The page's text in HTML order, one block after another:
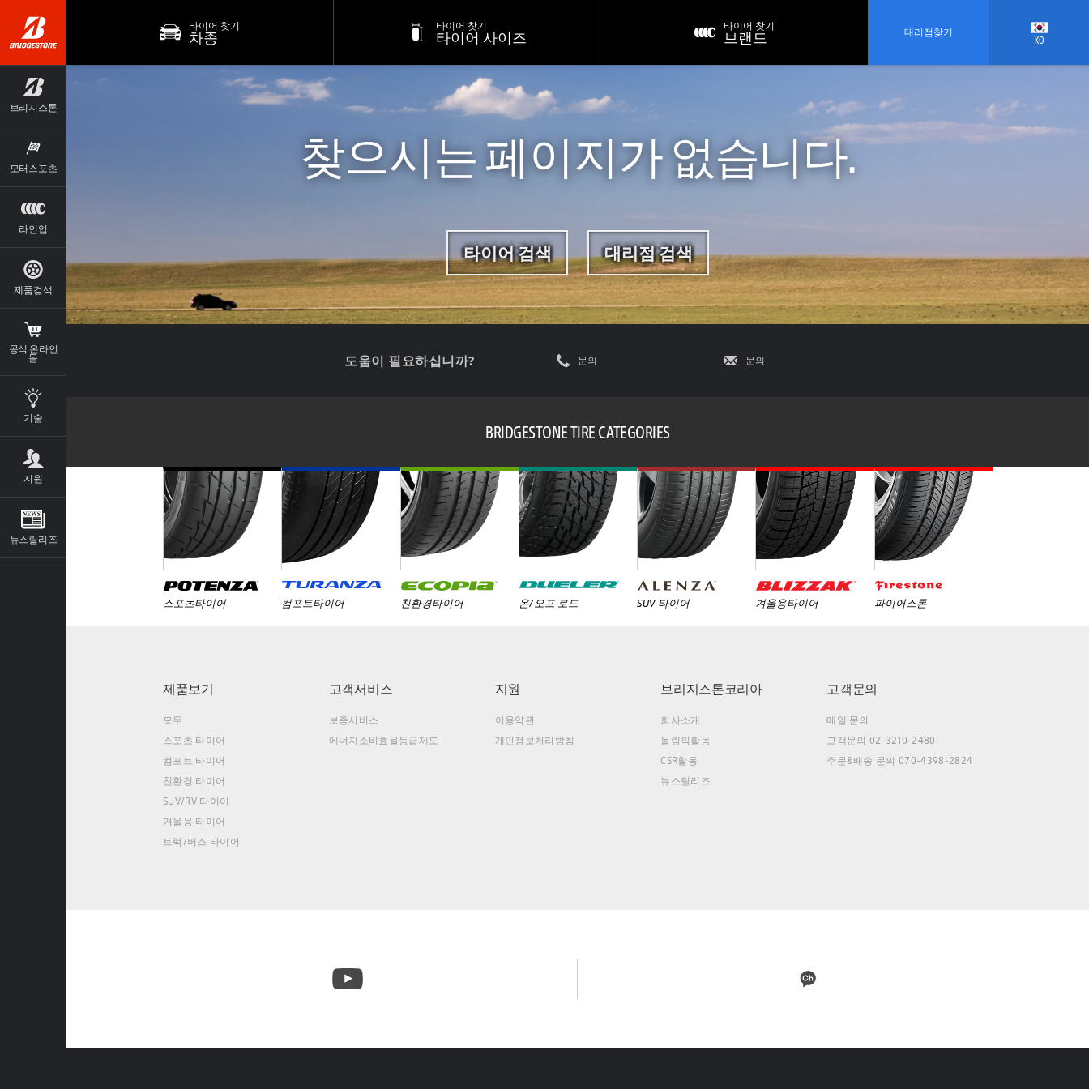
브리지스톤
모터스포츠
라인업
제품검색
공식 온라인
몰
기술
지원
뉴스릴리즈
타이어 찾기
차종
타이어 찾기
타이어 사이즈
타이어 찾기
브랜드 대리점찾기
KO
찾으시는 페이지가 없습니다.
타이어 검색 대리점 검색
도움이 필요하십니까? 문의 문의
BRIDGESTONE TIRE CATEGORIES
스포츠타이어 컴포트타이어 친환경타이어 온/오프 로드 SUV 타이어 겨울용타이어 파이어스톤
제품보기
모두
스포츠 타이어
컴포트 타이어
친환경 타이어
SUV/RV 타이어
겨울용 타이어
트럭/버스 타이어
고객서비스
보증서비스
에너지소비효율등급제도
지원
이용약관
개인정보처리방침
브리지스톤코리아
회사소개
올림픽활동
CSR활동
뉴스릴리즈
고객문의
메일 문의
고객문의 02-3210-2480
주문&배송 문의 070-4398-2824